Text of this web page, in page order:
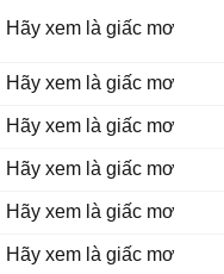
Hãy xem là giấc mơ
Hãy xem là giấc mơ
Hãy xem là giấc mơ
Hãy xem là giấc mơ
Hãy xem là giấc mơ
Hãy xem là giấc mơ